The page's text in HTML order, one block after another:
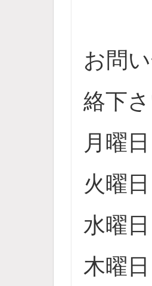
お問
絡下さ
月曜
火曜
水曜
木曜